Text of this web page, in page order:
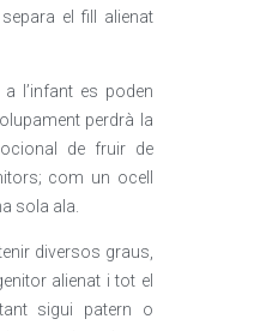
el fill alienat
l’infant es poden
perdrà la
de fruir de
com un ocell
sola ala.
diversos graus,
alienat i tot el
sigui patern o